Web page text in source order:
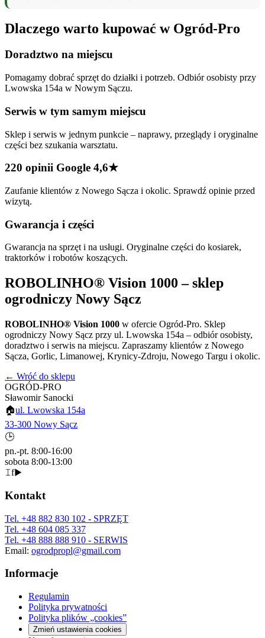
Dlaczego warto kupować w Ogród-Pro
Doradztwo na miejscu
Pomagamy dobrać sprzęt do działki i potrzeb. Odbiór osobisty przy
Lwowska 154a w Nowym Sączu.
Serwis w tym samym miejscu
Sklep i serwis w jednym punkcie – naprawy, przeglądy i oryginalne
części bez szukania warsztatu.
220 opinii Google 4,6★
Zaufanie klientów z Nowego Sącza i okolic. Sprawdź opinie przed
wizytą.
Gwarancja i części
Gwarancja na sprzęt i na usługi. Oryginalne części do kosiarek,
traktorków i robotów koszących.
ROBOLINHO® Vision 1000 – sklep
ogrodniczy Nowy Sącz
ROBOLINHO® Vision 1000 w ofercie Ogród-Pro. Sklep
ogrodniczy Nowy Sącz przy ul. Lwowska 154a – odbiór osobisty,
doradztwo i serwis na miejscu. Zapraszamy klientów z Nowego
Sącza, Gorlic, Limanowej, Krynicy-Zdroju, Nowego Targu i okolic.
← Wróć do sklepu
OGRÓD-PRO
Sławomir Sanocki
🏠ul. Lwowska 154a
33-300 Nowy Sącz
🕒
pn.-pt. 8:00-16:00
sobota 8:00-13:00
𝙸f▶
Kontakt
Tel. +48 882 830 102 - SPRZĘT
Tel. +48 604 085 337
Tel. +48 888 888 910 - SERWIS
Email: ogrodpropl@gmail.com
Informacje
Regulamin
Polityka prywatności
Polityka plików „cookies”
Zmień ustawienia cookies